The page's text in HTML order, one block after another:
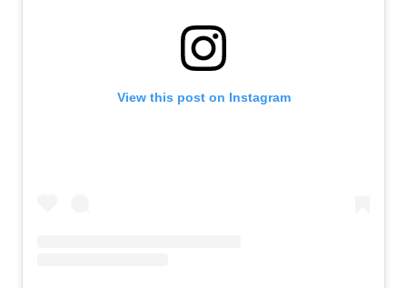
View this post on Instagram